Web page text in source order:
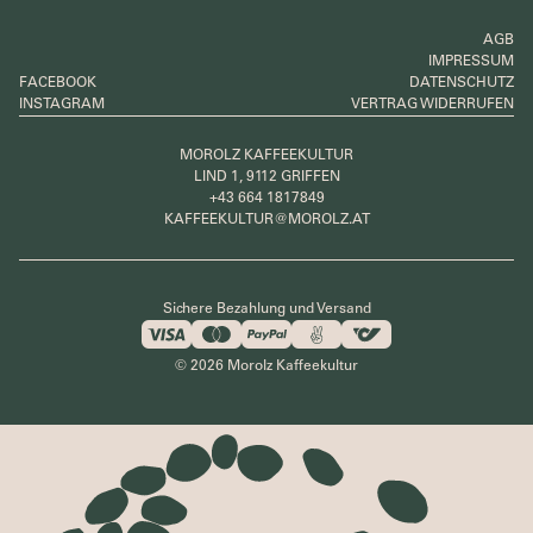
FACEBOOK
INSTAGRAM
AGB
IMPRESSUM
DATENSCHUTZ
VERTRAG WIDERRUFEN
MOROLZ KAFFEEKULTUR
LIND 1, 9112 GRIFFEN
+43 664 1817849
KAFFEEKULTUR@MOROLZ.AT
Sichere Bezahlung und Versand
© 2026 Morolz Kaffeekultur